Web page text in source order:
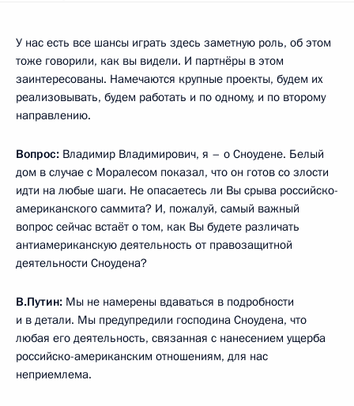
У нас есть все шансы играть здесь заметную роль, об этом
тоже говорили, как вы видели. И партнёры в этом
заинтересованы. Намечаются крупные проекты, будем их
реализовывать, будем работать и по одному, и по второму
направлению.
Вопрос: Владимир Владимирович, я – о Сноудене. Белый
дом в случае с Моралесом показал, что он готов со злости
идти на любые шаги. Не опасаетесь ли Вы срыва российско-
американского саммита? И, пожалуй, самый важный
вопрос сейчас встаёт о том, как Вы будете различать
антиамериканскую деятельность от правозащитной
деятельности Сноудена?
В.Путин: Мы не намерены вдаваться в подробности
и в детали. Мы предупредили господина Сноудена, что
любая его деятельность, связанная с нанесением ущерба
российско-американским отношениям, для нас
неприемлема.